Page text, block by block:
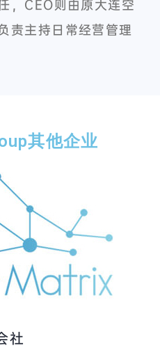
，CEO则由原大连空
责主持日常经营管理
其他企业
社